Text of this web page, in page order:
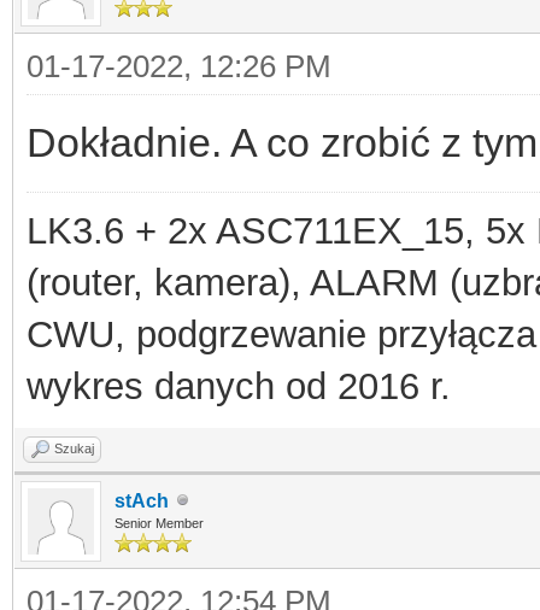
if ($sock!==
$options
SOCKET, SO_BROADCAST
if ($options
($packet),0,
}
}
01-17-2022, 12:26 PM
Dokładnie. A co zrobić z
LK3.6 + 2x ASC711EX_15,
(router, kamera), ALARM
CWU, podgrzewanie
wykres danych od 2016 r.
Szukaj
stAch
Senior Member
01-17-2022, 12:54 PM